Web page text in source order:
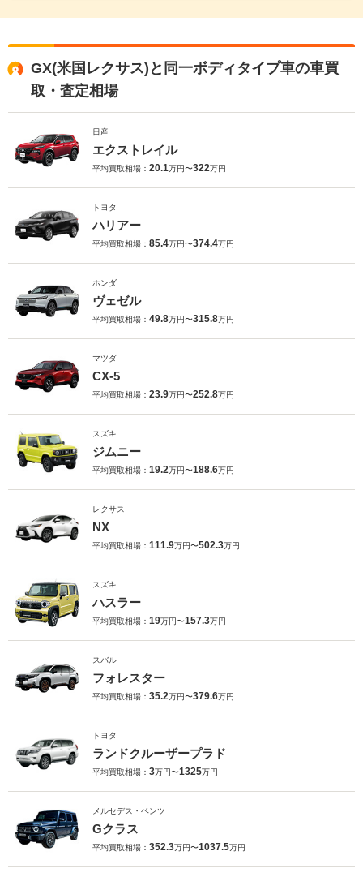
GX(米国レクサス)と同一ボディタイプ車の車買
取・査定相場
日産
エクストレイル
平均買取相場： 20.1万円〜322万円
トヨタ
ハリアー
平均買取相場： 85.4万円〜374.4万円
ホンダ
ヴェゼル
平均買取相場： 49.8万円〜315.8万円
マツダ
CX-5
平均買取相場： 23.9万円〜252.8万円
スズキ
ジムニー
平均買取相場： 19.2万円〜188.6万円
レクサス
NX
平均買取相場： 111.9万円〜502.3万円
スズキ
ハスラー
平均買取相場： 19万円〜157.3万円
スバル
フォレスター
平均買取相場： 35.2万円〜379.6万円
トヨタ
ランドクルーザープラド
平均買取相場： 3万円〜1325万円
メルセデス・ベンツ
Gクラス
平均買取相場： 352.3万円〜1037.5万円